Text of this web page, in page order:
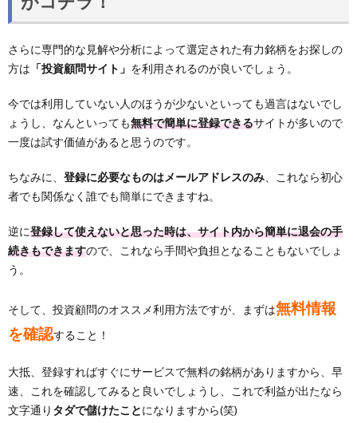
さらに専門的な見解や分析によって選定された有力銘柄をお探しの
方は 「投資顧問サイト」 を利用されるのが良いでしょう。
今では利用していない人のほうが少ないといっても過言はないでし
ょうし、なんといっても無料で簡単に登録できるサイトが多いので
一度は試す価値があると思うのです。
ちなみに、 登録に必要なものはメールアドレスのみ 、これなら初心
者でも関係なく誰でも簡単にできますね。
逆に登録して使えないと思った時は、サイト内から簡単に退会の手
続きもできますので、これなら手間や負担となることもないでしょ
う。
そして、投資顧問のオススメ利用方法ですが、まずは無料情報
を確認すること！
大抵、登録すればすぐにサービスで無料の銘柄がありますから、早
速、これを確認してみると良いでしょうし、これで利益が出たなら
文字通り タダで儲けたことになりますから(笑)